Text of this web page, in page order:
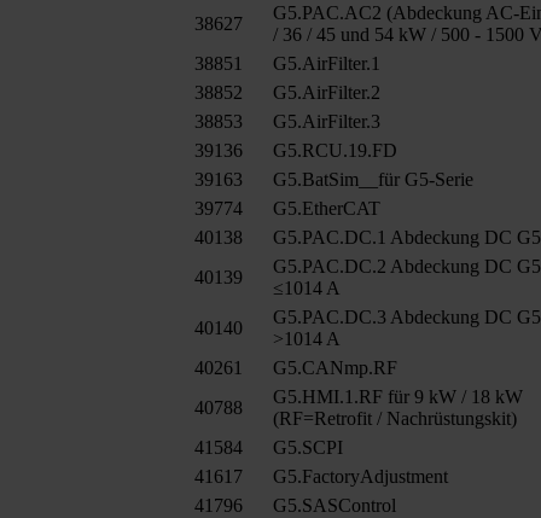
38627
G5.PAC.AC2 (Abdeckung AC-
/ 36 / 45 und 54 kW / 500 - 1500
38851
G5.AirFilter.1
38852
G5.AirFilter.2
38853
G5.AirFilter.3
39136
G5.RCU.19.FD
39163
G5.BatSim__für G5-Serie
39774
G5.EtherCAT
40138
G5.PAC.DC.1 Abdeckung DC
40139
G5.PAC.DC.2 Abdeckung DC
≤1014 A
40140
G5.PAC.DC.3 Abdeckung DC
>1014 A
40261
G5.CANmp.RF
40788
G5.HMI.1.RF für 9 kW / 18 kW
(RF=Retrofit / Nachrüstungskit)
41584
G5.SCPI
41617
G5.FactoryAdjustment
41796
G5.SASControl